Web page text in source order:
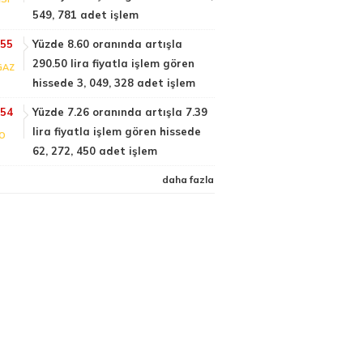
549, 781 adet işlem
Yüzde 8.60 oranında artışla
290.50 lira fiyatla işlem gören
hissede 3, 049, 328 adet işlem
Yüzde 7.26 oranında artışla 7.39
lira fiyatla işlem gören hissede
62, 272, 450 adet işlem
daha fazla